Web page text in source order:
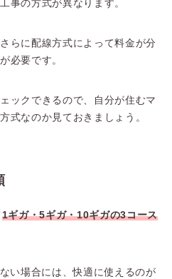
事の方式が異なります。
らに配線方式によって料金が分
必要です。
ックできるので、自分が住むマ
式なのか見ておきましょう。
1ギガ・5ギガ・10ギガの3コース
い場合には、快適に使えるのが